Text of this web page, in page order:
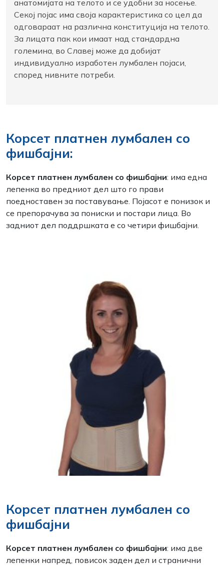
анатомијата на телото и се удобни за носење.
Секој појас има своја карактеристика со цел да
одговараат на различна конституција на телото.
За лицата пак кои имаат над стандардна
големина, во Славеј може да добијат
индивидуално изработен лумбален појаси,
според нивните потреби.
Корсет платнен лумбален со
фишбајни:
Корсет платнен лумбален со фишбајни: има една
лепенка во предниот дел што го прави
поедноставен за поставување. Појасот е понизок и
се препорачува за пониски и постари лица. Во
задниот дел поддршката е со четири фишбајни.
Корсет платнен лумбален со
фишбајни
Корсет платнен лумбален со фишбајни: има две
лепенки напред, повисок заден дел и странични